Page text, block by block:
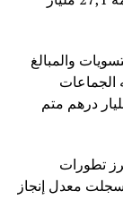
والمبالغ
الجماعات
بلغت 19,6 مليار درهم، مقابل 13,6 مليار درهم متم
تطورات
معدل إنجاز